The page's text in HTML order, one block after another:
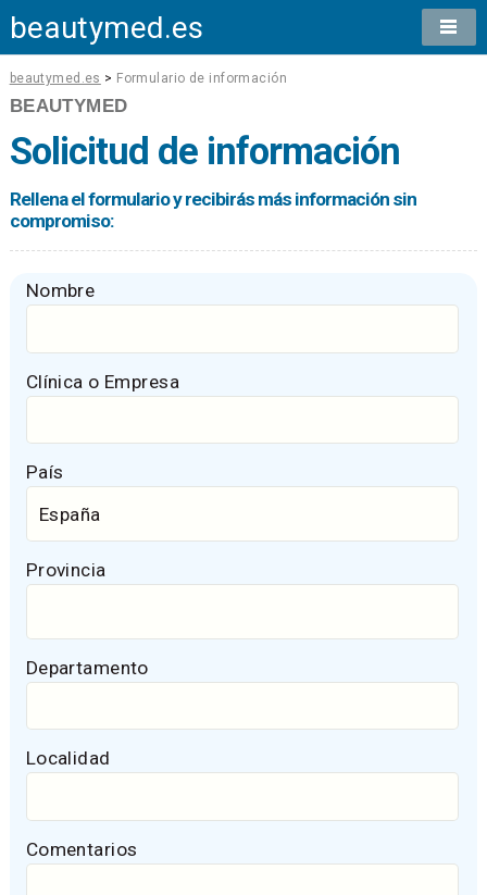
beautymed.es
beautymed.es > Formulario de información
BEAUTYMED
Solicitud de información
Rellena el formulario y recibirás más información sin
compromiso:
Nombre
Clínica o Empresa
País
Provincia
Departamento
Localidad
Comentarios